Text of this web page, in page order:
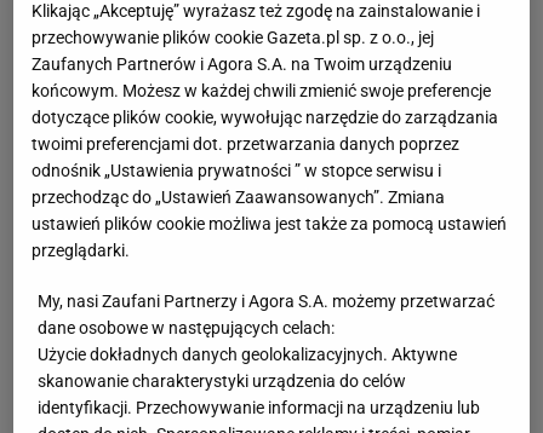
Klikając „Akceptuję” wyrażasz też zgodę na zainstalowanie i
przechowywanie plików cookie Gazeta.pl sp. z o.o., jej
Zaufanych Partnerów i Agora S.A. na Twoim urządzeniu
końcowym. Możesz w każdej chwili zmienić swoje preferencje
dotyczące plików cookie, wywołując narzędzie do zarządzania
twoimi preferencjami dot. przetwarzania danych poprzez
odnośnik „Ustawienia prywatności ” w stopce serwisu i
przechodząc do „Ustawień Zaawansowanych”. Zmiana
ustawień plików cookie możliwa jest także za pomocą ustawień
przeglądarki.
My, nasi Zaufani Partnerzy i Agora S.A. możemy przetwarzać
dane osobowe w następujących celach:
Użycie dokładnych danych geolokalizacyjnych. Aktywne
skanowanie charakterystyki urządzenia do celów
identyfikacji. Przechowywanie informacji na urządzeniu lub